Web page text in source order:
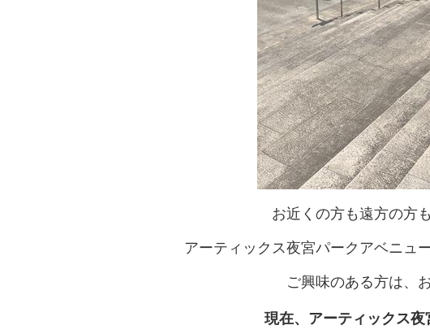
お近くの方も遠方の方
アーティックス夜宮パークアベニュ
ご興味のある方は、
現在、アーティックス夜